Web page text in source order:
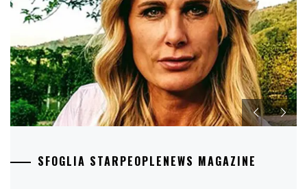
SFOGLIA STARPEOPLENEWS MAGAZINE